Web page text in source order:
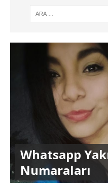
Whatsapp
Numaraları